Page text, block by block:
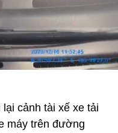
cảnh tài xế xe tải
máy trên đường